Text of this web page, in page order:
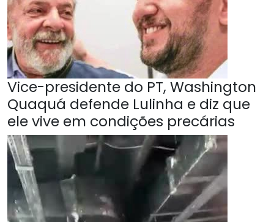
Vice-presidente do PT, Washington
Quaquá defende Lulinha e diz que
ele vive em condições precárias